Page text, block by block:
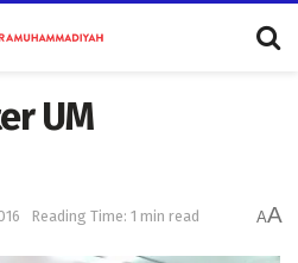
UM
Reading Time: 1 min read AA